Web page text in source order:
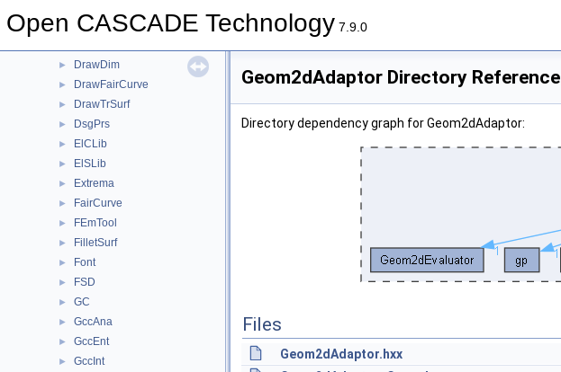
Open CASCADE Technology 7.9.0
► Draft
► DrawDim
► DrawFairCurve
► DrawTrSurf
► DsgPrs
► ElCLib
► ElSLib
► Extrema
► FairCurve
► FEmTool
► FilletSurf
► Font
► FSD
► GC
► GccAna
► GccEnt
► GccInt
Geom2dAdaptor Directory Reference
Directory dependency graph for Geom2dAdaptor:
Files
Geom2dAdaptor.hxx